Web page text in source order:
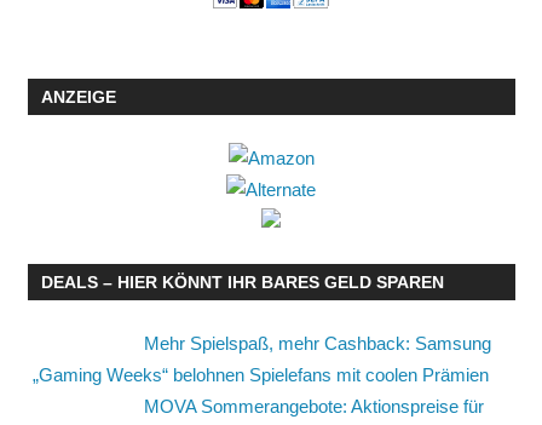
ANZEIGE
DEALS – HIER KÖNNT IHR BARES GELD SPAREN
Mehr Spielspaß, mehr Cashback: Samsung
„Gaming Weeks“ belohnen Spielefans mit coolen Prämien
MOVA Sommerangebote: Aktionspreise für